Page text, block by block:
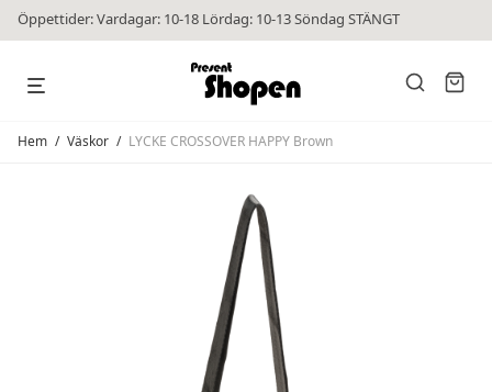
Öppettider: Vardagar: 10-18 Lördag: 10-13 Söndag STÄNGT
Hem / Väskor / LYCKE CROSSOVER HAPPY Brown